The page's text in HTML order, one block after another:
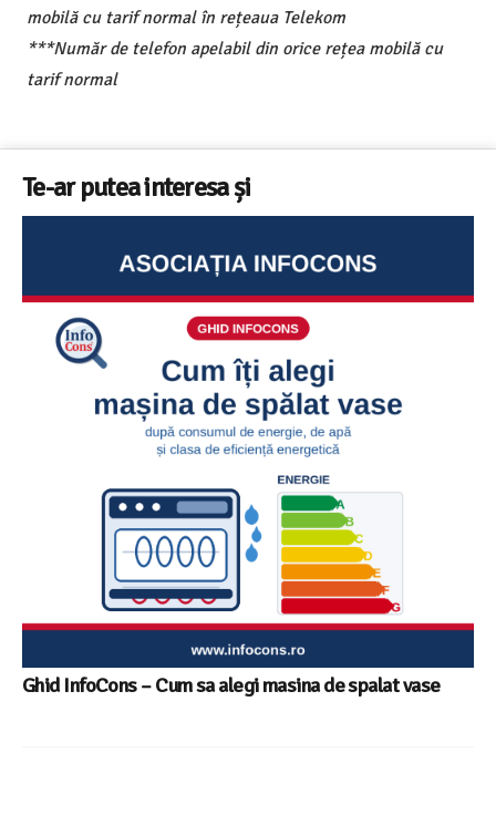
mobilă cu tarif normal în rețeaua Telekom
***Număr de telefon apelabil din orice rețea mobilă cu
tarif normal
Te-ar putea interesa și
Ghid InfoCons – Cum sa alegi masina de spalat vase